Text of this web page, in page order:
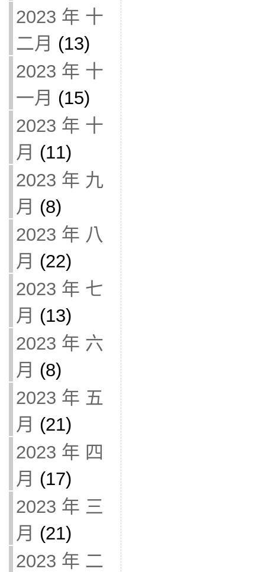
2023 年 十
二月 (13)
2023 年 十
一月 (15)
2023 年 十
月 (11)
2023 年 九
月 (8)
2023 年 八
月 (22)
2023 年 七
月 (13)
2023 年 六
月 (8)
2023 年 五
月 (21)
2023 年 四
月 (17)
2023 年 三
月 (21)
2023 年 二